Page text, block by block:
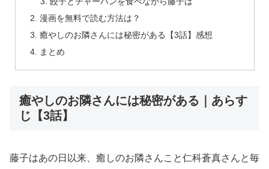
漫画を無料で読む方法は？
癒やしのお隣さんには秘密がある【3話】感想
まとめ
癒やしのお隣さんには秘密がある｜あらす
じ【3話】
藤子はあの日以来、癒しのお隣さんこと仁科蒼真さんと毎